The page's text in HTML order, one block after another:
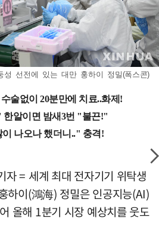
성 선전에 있는 대만 훙하이 정밀(폭스콘)
자 = 세계 최대 전자기기 위탁생
하이(鴻海) 정밀은 인공지능(AI)
올해 1분기 시장 예상치를 웃도